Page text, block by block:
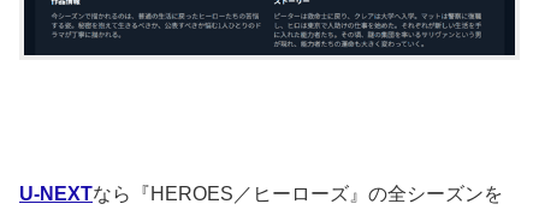
U-NEXTなら『HEROES／ヒーローズ』の全シーズンを